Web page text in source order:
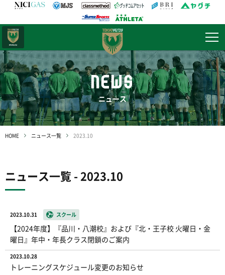
NEWS
ニュース
HOME ニュース一覧 2023.10
ニュース一覧 - 2023.10
2023.10.31 スクール
【2024年度】『品川・八潮校』および『北・王子校 火曜日・金
曜日』年中・年長クラス閉鎖のご案内
2023.10.28
トレーニングスケジュール変更のお知らせ